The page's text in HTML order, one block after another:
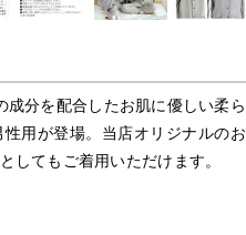
分を配合したお肌に優しい柔ら
用が登場。当店オリジナルのお
してもご着用いただけます。